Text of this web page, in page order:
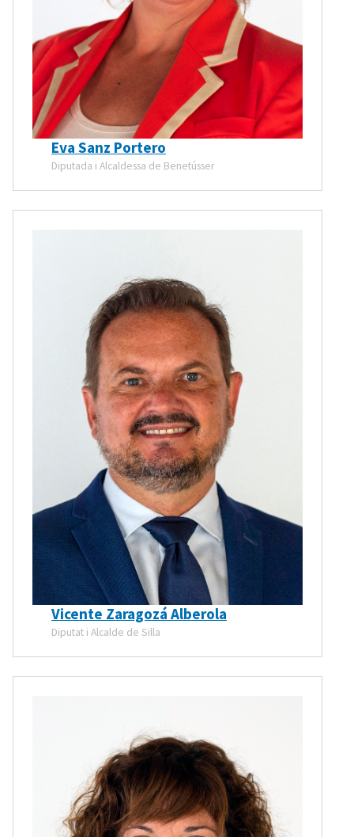
Eva Sanz Portero
Diputada i Alcaldessa de Benetússer
Vicente Zaragozá Alberola
Diputat i Alcalde de Silla